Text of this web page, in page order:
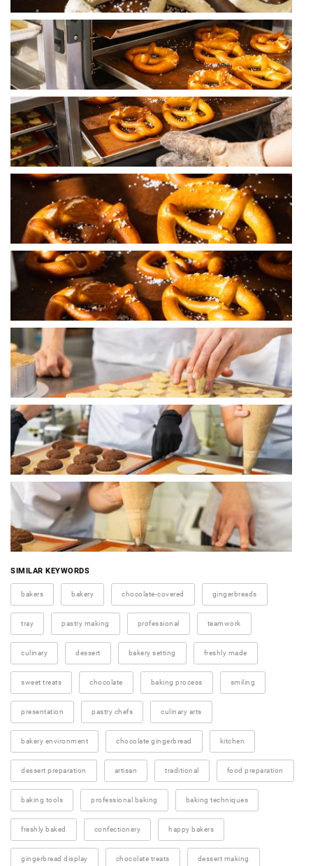
SIMILAR KEYWORDS
bakers bakery chocolate-covered gingerbreads
tray pastry making professional teamwork
culinary dessert bakery setting freshly made
sweet treats chocolate baking process smiling
presentation pastry chefs culinary arts
bakery environment chocolate gingerbread kitchen
dessert preparation artisan traditional food preparation
baking tools professional baking baking techniques
freshly baked confectionery happy bakers
gingerbread display chocolate treats dessert making